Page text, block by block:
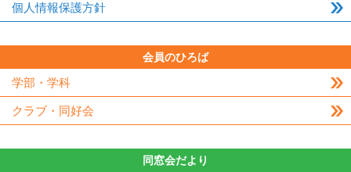
個人情報保護方針
会員のひろば
学部・学科
クラブ・同好会
同窓会だより